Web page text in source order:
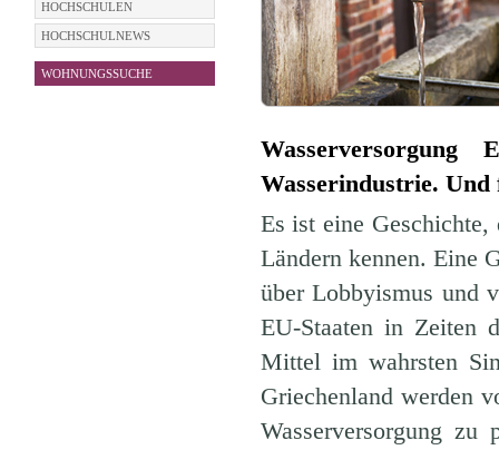
HOCHSCHULEN
HOCHSCHULNEWS
WOHNUNGSSUCHE
Wasserindustrie. Und
Es ist eine
Ländern kennen. Eine
über Lobbyismus und
EU-Staaten in Zeiten
Mittel im wahrsten
Griechenland werden
Wasserversorgung